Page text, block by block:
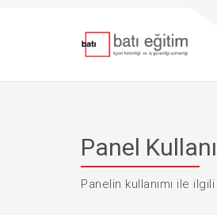
Panel
Panelin kullanımı ile